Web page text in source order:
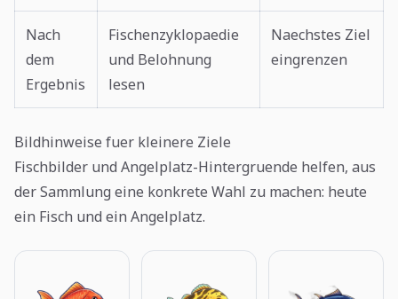
Nach
dem
Ergebnis
Fischenzyklopaedie
und Belohnung
lesen
Naechstes Ziel
eingrenzen
Bildhinweise fuer kleinere Ziele
Fischbilder und Angelplatz-Hintergruende helfen, aus
der Sammlung eine konkrete Wahl zu machen: heute
ein Fisch und ein Angelplatz.